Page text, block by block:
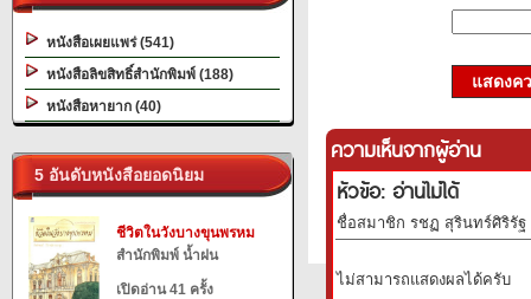
หนังสือเผยแพร่ (541)
หนังสือลิขสิทธิ์สำนักพิมพ์ (188)
หนังสือหายาก (40)
5 อันดับหนังสือยอดนิยม
ชีวิตในวังบางขุนพรหม
สำนักพิมพ์ น้ำฝน
เปิดอ่าน 41 ครั้ง
แสดงค
ความเห็นจากผู้อ่าน
หัวข้อ: อ่านไม่ได้
ชื่อสมาชิก รชฏ สุรินทร์ศิริรัฐ
ไม่สามารถแสดงผลได้ครับ